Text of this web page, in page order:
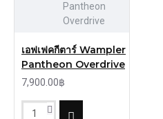
Pantheon
Overdrive
เอฟเฟคกีตาร์ Wampler
Pantheon Overdrive
7,900.00฿